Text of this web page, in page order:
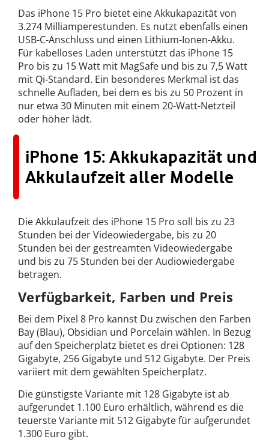
Das iPhone 15 Pro bietet eine Akkukapazität von
3.274 Milliamperestunden. Es nutzt ebenfalls einen
USB-C-Anschluss und einen Lithium-Ionen-Akku.
Für kabelloses Laden unterstützt das iPhone 15
Pro bis zu 15 Watt mit MagSafe und bis zu 7,5 Watt
mit Qi-Standard. Ein besonderes Merkmal ist das
schnelle Aufladen, bei dem es bis zu 50 Prozent in
nur etwa 30 Minuten mit einem 20-Watt-Netzteil
oder höher lädt.
iPhone 15: Akkukapazität und
Akkulaufzeit aller Modelle
Die Akkulaufzeit des iPhone 15 Pro soll bis zu 23
Stunden bei der Videowiedergabe, bis zu 20
Stunden bei der gestreamten Videowiedergabe
und bis zu 75 Stunden bei der Audiowiedergabe
betragen.
Verfügbarkeit, Farben und Preis
Bei dem Pixel 8 Pro kannst Du zwischen den Farben
Bay (Blau), Obsidian und Porcelain wählen. In Bezug
auf den Speicherplatz bietet es drei Optionen: 128
Gigabyte, 256 Gigabyte und 512 Gigabyte. Der Preis
variiert mit dem gewählten Speicherplatz.
Die günstigste Variante mit 128 Gigabyte ist ab
aufgerundet 1.100 Euro erhältlich, während es die
teuerste Variante mit 512 Gigabyte für aufgerundet
1.300 Euro gibt.